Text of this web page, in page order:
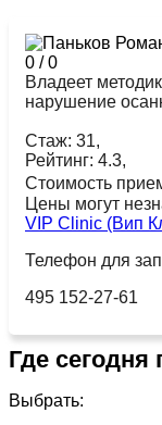
0 /0
Владеет
нарушение
Стаж: 31,
Рейтинг: 4.3,
Стоимость
Цены могут
VIP Clinic (Вип
Телефон для
495 152-27-61
Где
Выбрать: